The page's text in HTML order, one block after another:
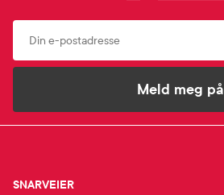
Meld meg på
SNARVEIER
SNARVEIER